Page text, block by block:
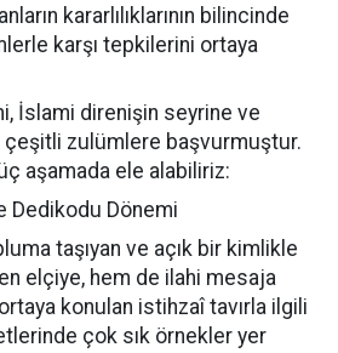
kararlılıklarının bilincinde
karşı tepkilerini ortaya
İslami direnişin seyrine ve
çeşitli zulümlere başvurmuştur.
aşamada ele alabiliriz:
Dedikodu Dönemi
taşıyan ve açık bir kimlikle
elçiye, hem de ilahi mesaja
konulan istihzaî tavırla ilgili
çok sık örnekler yer